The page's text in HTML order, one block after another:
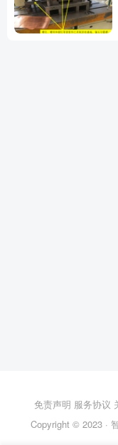
免责声明 服务协议
Copyright © 2023 ·